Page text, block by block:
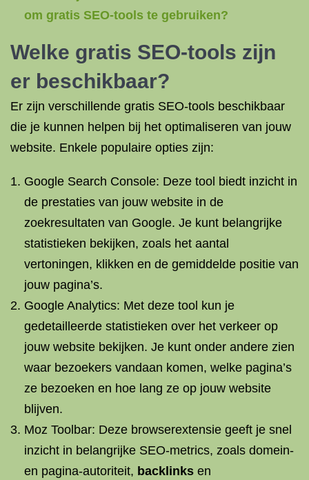
om gratis SEO-tools te gebruiken?
Welke gratis SEO-tools zijn
er beschikbaar?
Er zijn verschillende gratis SEO-tools beschikbaar
die je kunnen helpen bij het optimaliseren van jouw
website. Enkele populaire opties zijn:
Google Search Console: Deze tool biedt inzicht in
de prestaties van jouw website in de
zoekresultaten van Google. Je kunt belangrijke
statistieken bekijken, zoals het aantal
vertoningen, klikken en de gemiddelde positie van
jouw pagina’s.
Google Analytics: Met deze tool kun je
gedetailleerde statistieken over het verkeer op
jouw website bekijken. Je kunt onder andere zien
waar bezoekers vandaan komen, welke pagina’s
ze bezoeken en hoe lang ze op jouw website
blijven.
Moz Toolbar: Deze browserextensie geeft je snel
inzicht in belangrijke SEO-metrics, zoals domein-
en pagina-autoriteit, backlinks en